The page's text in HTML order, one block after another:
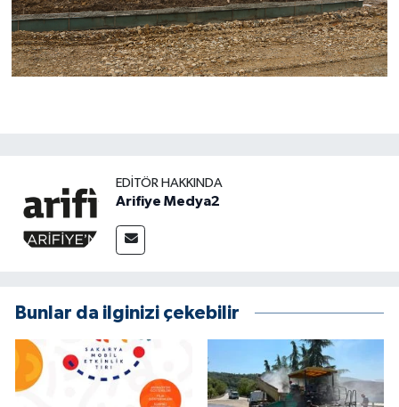
EDITÖR HAKKINDA
Arifiye Medya2
Bunlar da ilginizi çekebilir